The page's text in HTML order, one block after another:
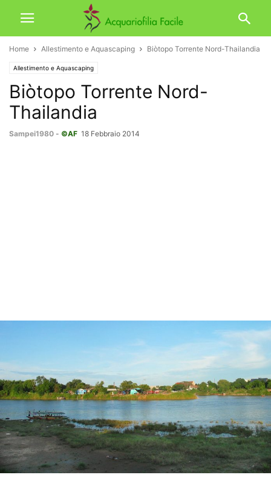
Home Allestimento e Aquascaping Biòtopo Torrente Nord-Thailandia
Allestimento e Aquascaping
Biòtopo Torrente Nord-
Thailandia
Sampei1980 - ©AF 18 Febbraio 2014